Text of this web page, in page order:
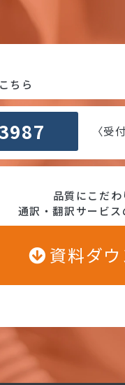
ちら
〈受
品質にこだ
通訳・翻訳サービ
資料ダ